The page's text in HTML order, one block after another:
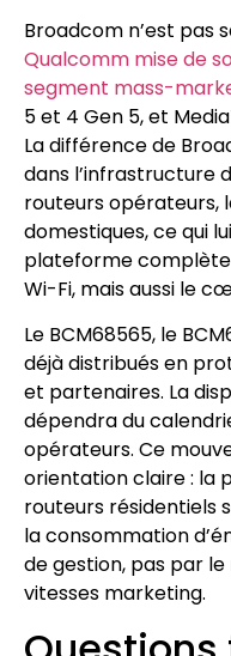
Broadcom n’est pas
Qualcomm mise de
segment mass-
5 et 4 Gen 5, et
La différence de
dans l’infrastructure
routeurs opérateurs,
domestiques, ce qui
plateforme
Wi-Fi, mais aussi le
Le BCM68565, le
déjà distribués en
et partenaires. La
dépendra du
opérateurs. Ce
orientation claire : la
routeurs résidentiels
la consommation
de gestion, pas par
vitesses marketing.